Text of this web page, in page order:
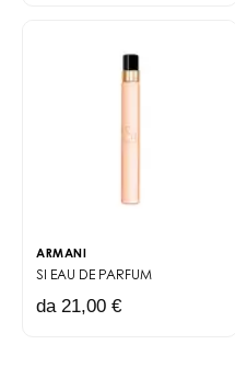
ARMANI
SI EAU DE PARFUM
da 21,00 €